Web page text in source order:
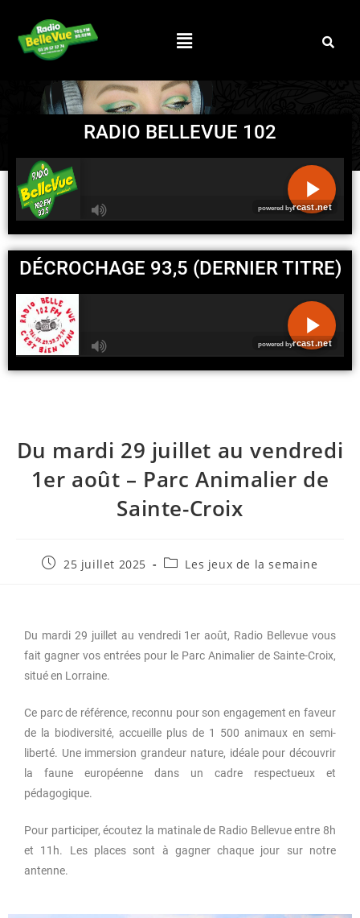
RADIO BELLEVUE 102
R
A
S
T
N
E
DÉCROCHAGE 93,5 (DERNIER TITRE)
R
T
Du mardi 29 juillet au vendredi
1er août – Parc Animalier de
Sainte-Croix
25 juillet 2025 Les jeux de la semaine
Du mardi 29 juillet au vendredi 1er août, Radio Bellevue vous
fait gagner vos entrées pour le Parc Animalier de Sainte-Croix,
situé en Lorraine.
Ce parc de référence, reconnu pour son engagement en faveur
de la biodiversité, accueille plus de 1 500 animaux en semi-
liberté. Une immersion grandeur nature, idéale pour découvrir
la faune européenne dans un cadre respectueux et
pédagogique.
Pour participer, écoutez la matinale de Radio Bellevue entre 8h
et 11h. Les places sont à gagner chaque jour sur notre
antenne.